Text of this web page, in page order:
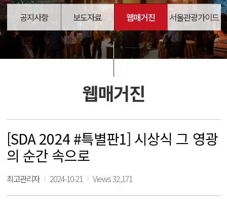
공지사항 보도자료 웹매거진 서울관광가이드
웹매거진
[SDA 2024 #특별판1] 시상식 그 영광
의 순간 속으로
최고관리자 2024-10-21 Views 32,171